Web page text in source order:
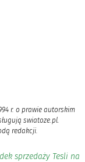
r. o prawie autorskim
swiatoze.pl.
redakcji.
sprzedaży Tesli na